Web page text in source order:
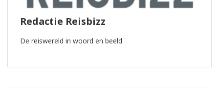
Redactie Reisbizz
De reiswereld in woord en beeld